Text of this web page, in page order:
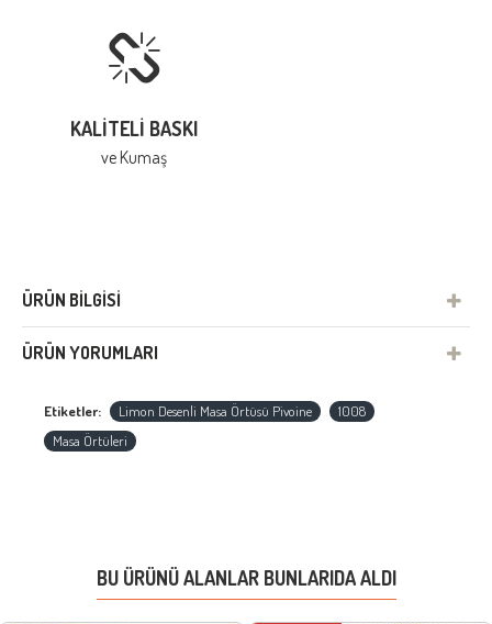
KALITELI BASKI
ve Kumaş
ÜRÜN BILGISI
ÜRÜN YORUMLARI
Etiketler: Limon Desenli Masa Örtüsü Pivoine
1008
Masa Örtüleri
BU ÜRÜNÜ ALANLAR BUNLARIDA ALDI